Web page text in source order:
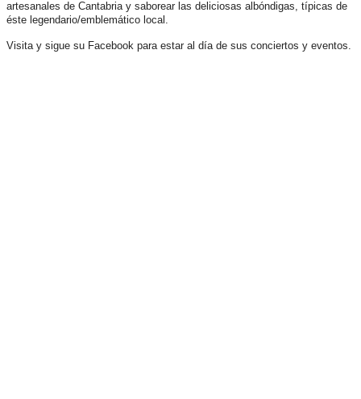
artesanales de Cantabria y saborear las deliciosas albóndigas, típicas de
éste legendario/emblemático local.
Visita y sigue su Facebook para estar al día de sus conciertos y eventos.